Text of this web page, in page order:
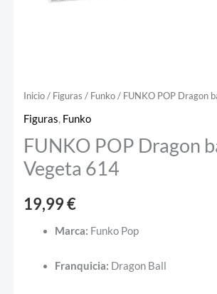
Inicio/ Figuras / Funko/ FUNKO POP Dragon
Figuras, Funko
FUNKO POP Dragon
Vegeta 614
19,99€
Marca: Funko Pop
Franquicia: Dragon Ball